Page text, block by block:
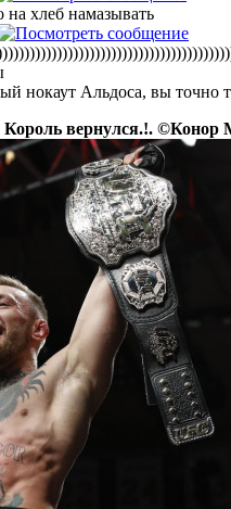
хлеб намазывать
нокаут Альдоса, вы точно
вернулся.!. ©Конор